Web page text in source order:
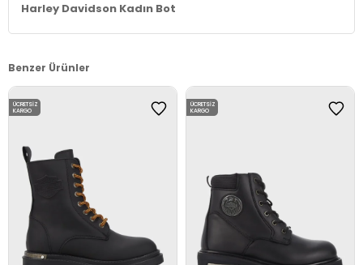
Harley Davidson Kadın Bot
Benzer Ürünler
ÜCRETSIZ
KARGO
ÜCRETSIZ
KARGO